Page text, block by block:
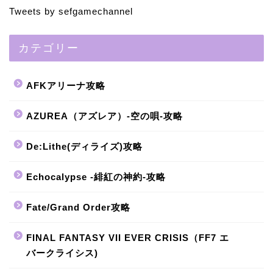
Tweets by sefgamechannel
カテゴリー
AFKアリーナ攻略
AZUREA（アズレア）-空の唄-攻略
De:Lithe(ディライズ)攻略
Echocalypse -緋紅の神約-攻略
Fate/Grand Order攻略
FINAL FANTASY VII EVER CRISIS（FF7 エ
バークライシス)